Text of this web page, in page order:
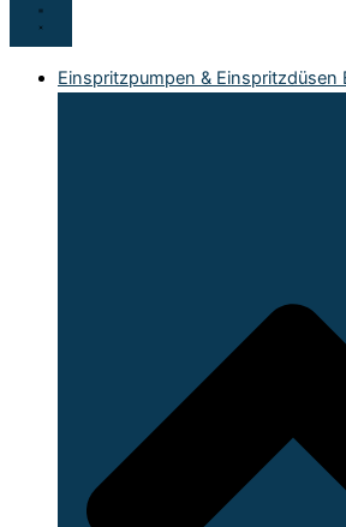
Einspritzpumpen & Einspritzdüsen